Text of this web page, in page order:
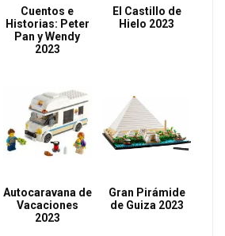
Cuentos e
Historias: Peter
Pan y Wendy
2023
El Castillo de
Hielo 2023
Autocaravana de
Vacaciones
2023
Gran Pirámide
de Guiza 2023